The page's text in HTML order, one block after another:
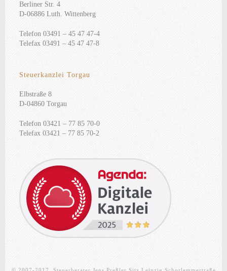
Berliner Str. 4
D-06886 Luth. Wittenberg
Telefon 03491 – 45 47 47-4
Telefax 03491 – 45 47 47-8
Steuerkanzlei Torgau
Elbstraße 8
D-04860 Torgau
Telefon 03421 – 77 85 70-0
Telefax 03421 – 77 85 70-2